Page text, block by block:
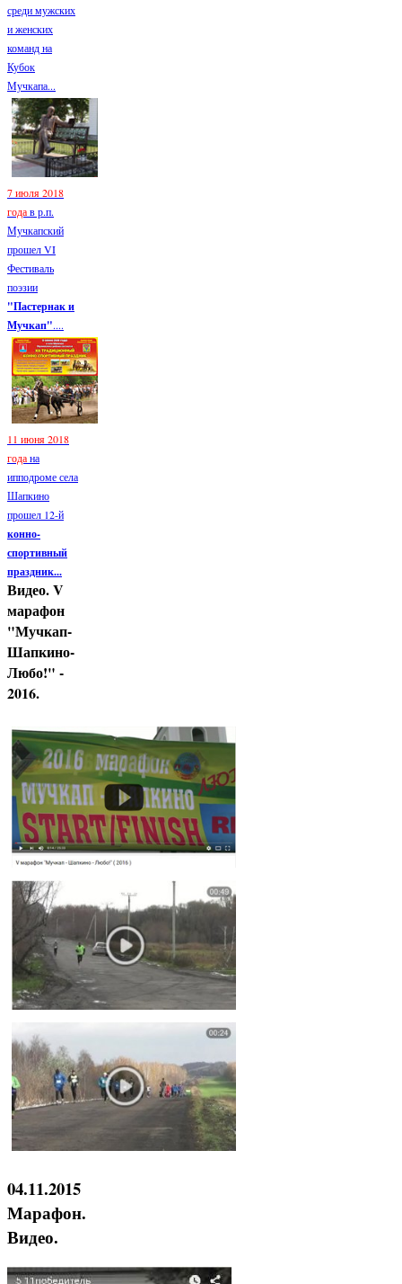
среди мужских
и женских
команд на
Кубок
Мучкапа...
7 июля 2018
годав р.п.
Мучкапский
прошел VI
Фестиваль
поэзии
"Пастернак и
Мучкап"....
11 июня 2018
годана
ипподроме села
Шапкино
прошел 12-й
конно-
спортивный
праздник...
Видео. V
марафон
"Мучкап-
Шапкино-
Любо!" -
2016.
04.11.2015
Марафон.
Видео.